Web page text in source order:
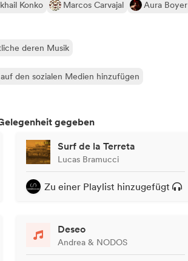
Konko Marcos Carvajal Aura Boyer
deren Musik
den sozialen Medien hinzufügen
gegeben
Surf de la Terreta
Lucas Bramucci
Zu einer Playlist hinzugefügt
Deseo
Andrea & NODOS